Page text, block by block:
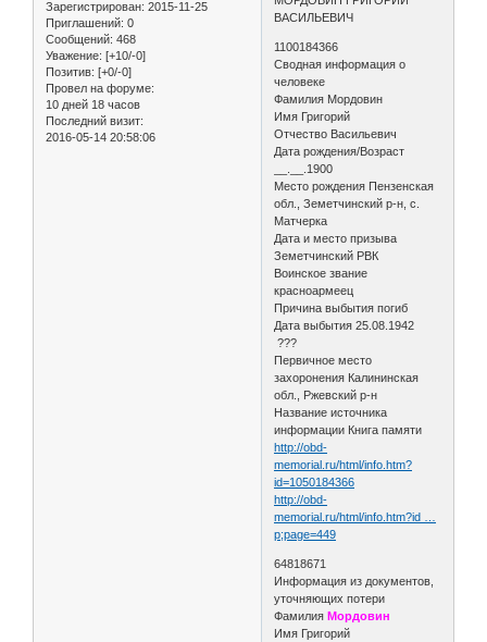
Зарегистрирован: 2015-11-25
Приглашений: 0
Сообщений: 468
Уважение: [+10/-0]
Позитив: [+0/-0]
Провел на форуме:
10 дней 18 часов
Последний визит:
2016-05-14 20:58:06
ВАСИЛЬЕВИЧ
1100184366
Сводная информация о
человеке
Фамилия Мордовин
Имя Григорий
Отчество Васильевич
Дата рождения/Возраст
__.__.1900
Место рождения Пензенская
обл., Земетчинский р-н, с.
Матчерка
Дата и место призыва
Земетчинский РВК
Воинское звание
красноармеец
Причина выбытия погиб
Дата выбытия 25.08.1942
???
Первичное место
захоронения Калининская
обл., Ржевский р-н
Название источника
информации Книга памяти
http://obd-
memorial.ru/html/info.htm?
id=1050184366
http://obd-
memorial.ru/html/info.htm?id …
p;page=449
64818671
Информация из документов,
уточняющих потери
ФамилияМордовин
Имя Григорий